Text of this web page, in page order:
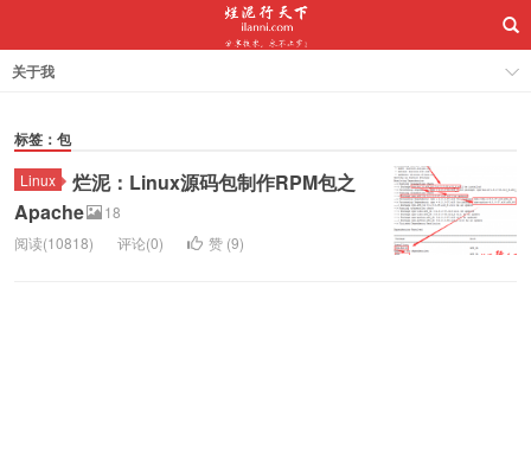
关于我
标签：包
Linux
烂泥：Linux源码包制作RPM包之
Apache
18
阅读(10818)
评论(0) 赞 (9)